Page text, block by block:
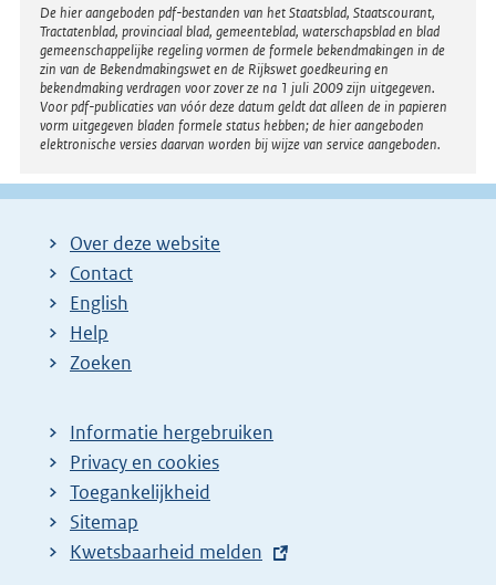
Disclaimer
De hier aangeboden pdf-bestanden van het Staatsblad, Staatscourant,
Tractatenblad, provinciaal blad, gemeenteblad, waterschapsblad en blad
gemeenschappelijke regeling vormen de formele bekendmakingen in de
zin van de Bekendmakingswet en de Rijkswet goedkeuring en
bekendmaking verdragen voor zover ze na 1 juli 2009 zijn uitgegeven.
Voor pdf-publicaties van vóór deze datum geldt dat alleen de in papieren
vorm uitgegeven bladen formele status hebben; de hier aangeboden
elektronische versies daarvan worden bij wijze van service aangeboden.
Over deze website
Contact
English
Help
Zoeken
Informatie hergebruiken
Privacy en cookies
Toegankelijkheid
Sitemap
E
Kwetsbaarheid melden